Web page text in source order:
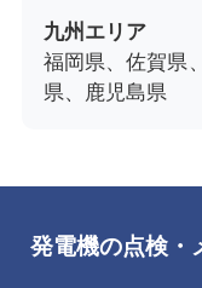
九州エリア
福岡県、佐賀県
県、鹿児島県
発電機の点検・